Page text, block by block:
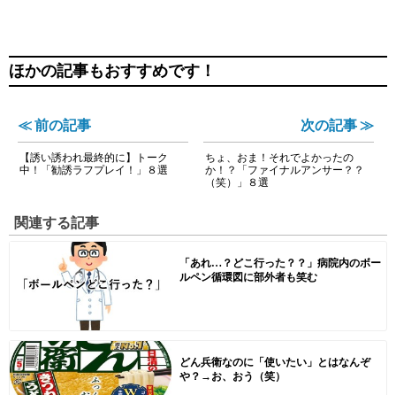
ほかの記事もおすすめです！
≪ 前の記事
【誘い誘われ最終的に】トーク
中！「勧誘ラフプレイ！」８選
次の記事 ≫
ちょ、おま！それでよかったの
か！？「ファイナルアンサー？？
（笑）」８選
関連する記事
「あれ…？どこ行った？？」病院内のボー
ルペン循環図に部外者も笑む
どん兵衛なのに「使いたい」とはなんぞ
や？→お、おう（笑）